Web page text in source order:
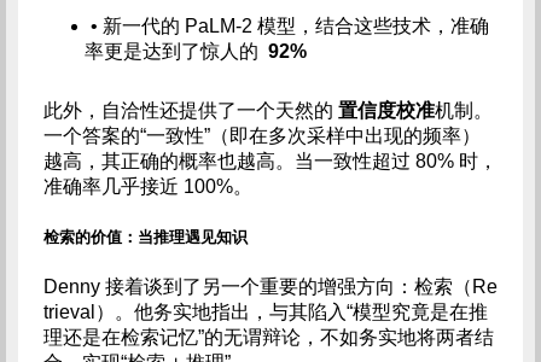
• 新一代的 PaLM-2 模型，结合这些技术，准确
率更是达到了惊人的 92%
此外，自洽性还提供了一个天然的 置信度校准机制。
一个答案的“一致性”（即在多次采样中出现的频率）
越高，其正确的概率也越高。当一致性超过 80% 时，
准确率几乎接近 100%。
检索的价值：当推理遇见知识
Denny 接着谈到了另一个重要的增强方向：检索（Re
trieval）。他务实地指出，与其陷入“模型究竟是在推
理还是在检索记忆”的无谓辩论，不如务实地将两者结